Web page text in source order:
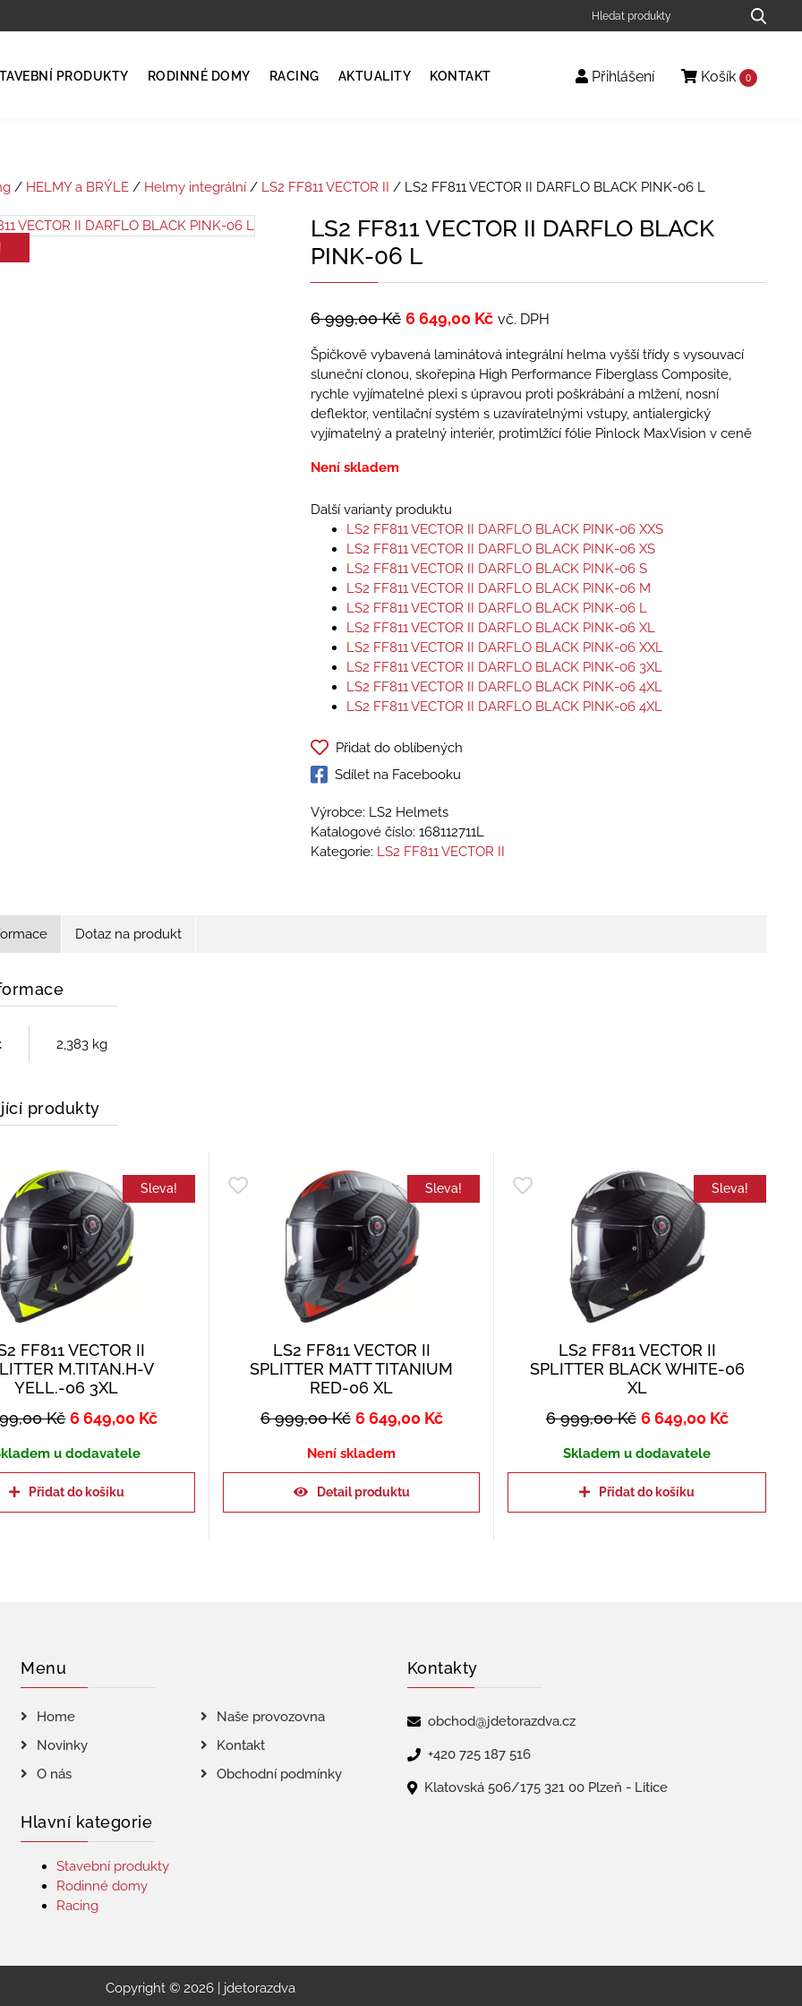
PRODUKTY RODINNÉ DOMY RACING AKTUALITY KONTAKT Přihlášení Košík 0
/ HELMY a BRÝLE/ Helmy integrální/ LS2 FF811 VECTOR II / LS2 FF811 VECTOR II DARFLO BLACK PINK-06 L
LS2 FF811 VECTOR II DARFLO BLACK
PINK-06 L
6 999,00Kč 6 649,00 Kč vč. DPH
Špičkově vybavená laminátová integrální helma vyšší třídy s vysouvací
sluneční clonou, skořepina High Performance Fiberglass Composite,
rychle vyjímatelné plexi s úpravou proti poškrábání a mlžení, nosní
deflektor, ventilační systém s uzavíratelnými vstupy, antialergický
vyjímatelný a pratelný interiér, protimlžící fólie Pinlock MaxVision v ceně
Není skladem
Další varianty produktu
LS2 FF811 VECTOR II DARFLO BLACK PINK-06 XXS
LS2 FF811 VECTOR II DARFLO BLACK PINK-06 XS
LS2 FF811 VECTOR II DARFLO BLACK PINK-06 S
LS2 FF811 VECTOR II DARFLO BLACK PINK-06 M
LS2 FF811 VECTOR II DARFLO BLACK PINK-06 L
LS2 FF811 VECTOR II DARFLO BLACK PINK-06 XL
LS2 FF811 VECTOR II DARFLO BLACK PINK-06 XXL
LS2 FF811 VECTOR II DARFLO BLACK PINK-06 3XL
LS2 FF811 VECTOR II DARFLO BLACK PINK-06 4XL
LS2 FF811 VECTOR II DARFLO BLACK PINK-06 4XL
Přidat do oblíbených
Sdílet na Facebooku
Výrobce: LS2 Helmets
Katalogové číslo: 168112711L
Kategorie: LS2 FF811 VECTOR II
Dotaz na produkt
2,383 kg
produkty
Sleva!
FF811 VECTOR II
M.TITAN.H-V
YELL.-06 3XL
Kč 6 649,00 Kč
u dodavatele
Přidat do košíku
Sleva!
LS2 FF811 VECTOR II
SPLITTER MATT TITANIUM
RED-06 XL
6 999,00Kč 6 649,00 Kč
Není skladem
Detail produktu
Sleva!
LS2 FF811 VECTOR II
SPLITTER BLACK WHITE-06
XL
6 999,00Kč 6 649,00 Kč
Skladem u dodavatele
Přidat do košíku
Menu
Home
Naše provozovna
Novinky
Kontakt
O nás
Obchodní podmínky
Hlavní kategorie
Stavební produkty
Rodinné domy
Racing
Kontakty
obchod@jdetorazdva.cz
+420 725 187 516
Klatovská 506/175 321 00 Plzeň - Litice
Copyright © 2026 | jdetorazdva